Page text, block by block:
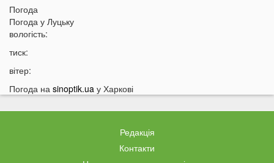
13:38
сьогодні на вулицю: що сталося
13:17
13:03
кадри
12:37
В Україні пропонують змінити правила мобілізації:
Ціна здивує українців: чи буде пальне по 100 гривень
Погода
Погода у Луцьку
вологість:
тиск:
вітер:
Погода на sinoptik.ua у Харкові
Редакція
Контакти